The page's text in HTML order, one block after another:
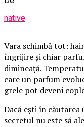
native
Vara schimbă tot:
îngrijire și chiar
dimineață.
care un parfum
grele pot deveni
Dacă ești în
secretul nu este să